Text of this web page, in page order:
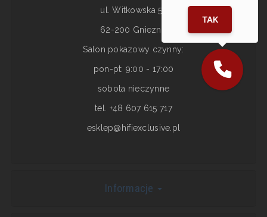
ul. Witkowska 5a
62-200 Gniezno
Salon pokazowy czynny:
pon-pt: 9:00 - 17:00
sobota nieczynne
tel. +48 607 615 717
esklep@hifiexclusive.pl
Informacje
TAK